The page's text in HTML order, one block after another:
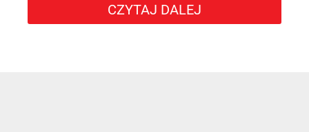
CZYTAJ DALEJ